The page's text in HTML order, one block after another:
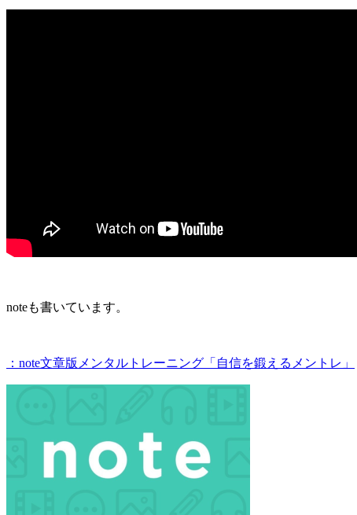
noteも書いています。
：note文章版メンタルトレーニング「自信を鍛えるメントレ」